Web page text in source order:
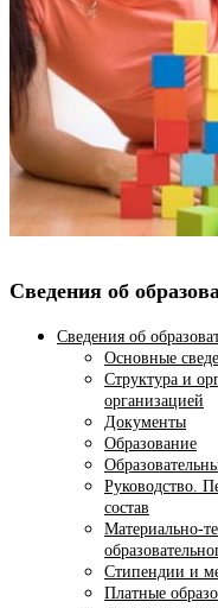
Сведения об
Сведения об
Основные
Структура и
организацией
Документы
Образование
Руководство.
состав
Материально-
Стипендии и
Платные